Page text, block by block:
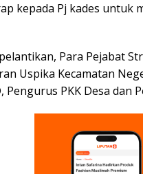
kepada Pj kades untuk
Para Pejabat
Uspika Kecamatan
Pengurus PKK Desa dan